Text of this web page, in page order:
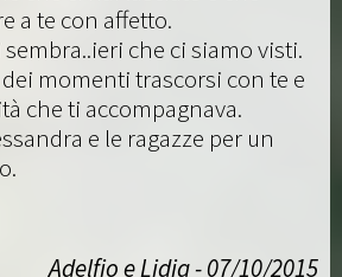
a te con affetto.
che ci siamo visti.
momenti trascorsi con te e
che ti accompagnava.
e le ragazze per un
Adelfio e Lidia - 07/10/2015